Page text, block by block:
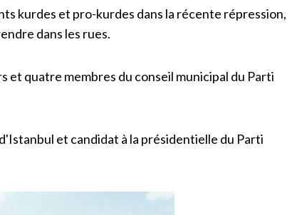
kurdes et pro-kurdes dans la récente répression,
dans les rues.
et quatre membres du conseil municipal du Parti
et candidat à la présidentielle du Parti